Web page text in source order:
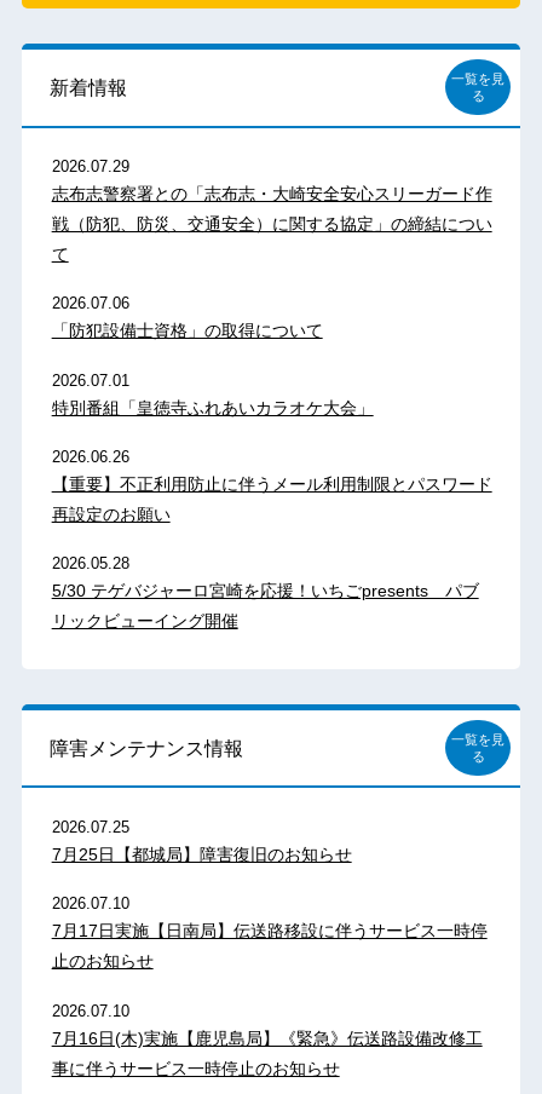
新着情報
一覧を見
る
2026.07.29
志布志警察署との「志布志・大崎安全安心スリーガード作
戦（防犯、防災、交通安全）に関する協定」の締結につい
て
2026.07.06
「防犯設備士資格」の取得について
2026.07.01
特別番組「皇徳寺ふれあいカラオケ大会」
2026.06.26
【重要】不正利用防止に伴うメール利用制限とパスワード
再設定のお願い
2026.05.28
5/30 テゲバジャーロ宮崎を応援！いちごpresents パブ
リックビューイング開催
障害メンテナンス情報
一覧を見
る
2026.07.25
7月25日【都城局】障害復旧のお知らせ
2026.07.10
7月17日実施【日南局】伝送路移設に伴うサービス一時停
止のお知らせ
2026.07.10
7月16日(木)実施【鹿児島局】《緊急》伝送路設備改修工
事に伴うサービス一時停止のお知らせ